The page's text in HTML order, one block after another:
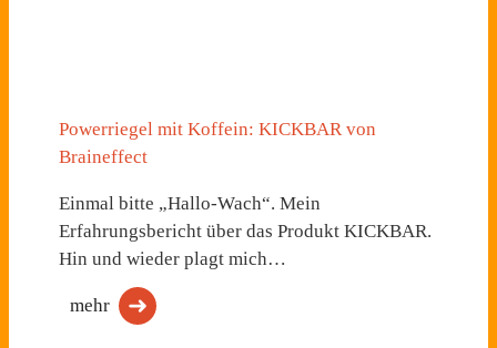
Powerriegel mit Koffein: KICKBAR von
Braineffect
Einmal bitte „Hallo-Wach“. Mein
Erfahrungsbericht über das Produkt KICKBAR.
Hin und wieder plagt mich…
mehr